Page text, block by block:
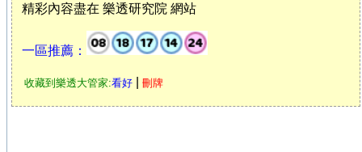
精彩內容盡在 樂透研究院 網站
一區推薦：
收藏到樂透大管家:看好 刪牌